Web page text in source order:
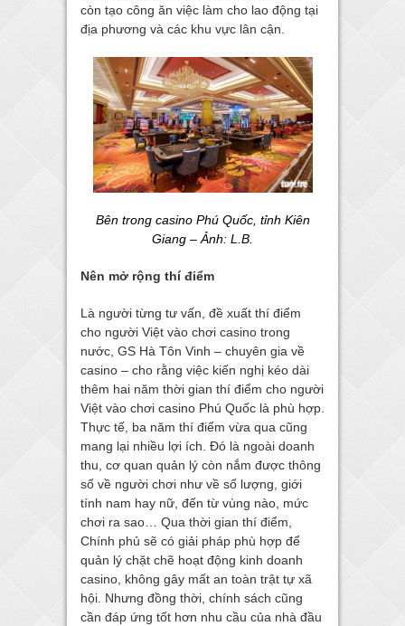
còn tạo công ăn việc làm cho lao động tại
địa phương và các khu vực lân cận.
Bên trong casino Phú Quốc, tỉnh Kiên
Giang – Ảnh: L.B.
Nên mở rộng thí điểm
Là người từng tư vấn, đề xuất thí điểm
cho người Việt vào chơi casino trong
nước, GS Hà Tôn Vinh – chuyên gia về
casino – cho rằng việc kiến nghị kéo dài
thêm hai năm thời gian thí điểm cho người
Việt vào chơi casino Phú Quốc là phù hợp.
Thực tế, ba năm thí điểm vừa qua cũng
mang lại nhiều lợi ích. Đó là ngoài doanh
thu, cơ quan quản lý còn nắm được thông
số về người chơi như về số lượng, giới
tính nam hay nữ, đến từ vùng nào, mức
chơi ra sao… Qua thời gian thí điểm,
Chính phủ sẽ có giải pháp phù hợp để
quản lý chặt chẽ hoạt động kinh doanh
casino, không gây mất an toàn trật tự xã
hội. Nhưng đồng thời, chính sách cũng
cần đáp ứng tốt hơn nhu cầu của nhà đầu